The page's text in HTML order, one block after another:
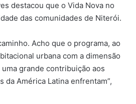
destacou que o Vida Nova no
das comunidades de Niterói.
Acho que o programa, ao
urbana com a dimensão
grande contribuição aos
da América Latina enfrentam”,